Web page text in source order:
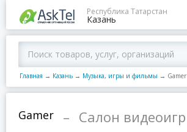
Республика Татарстан
Казань
Главная → Казань → Музыка, игры и фильмы → Gamer
Gamer – Салон видеоигр